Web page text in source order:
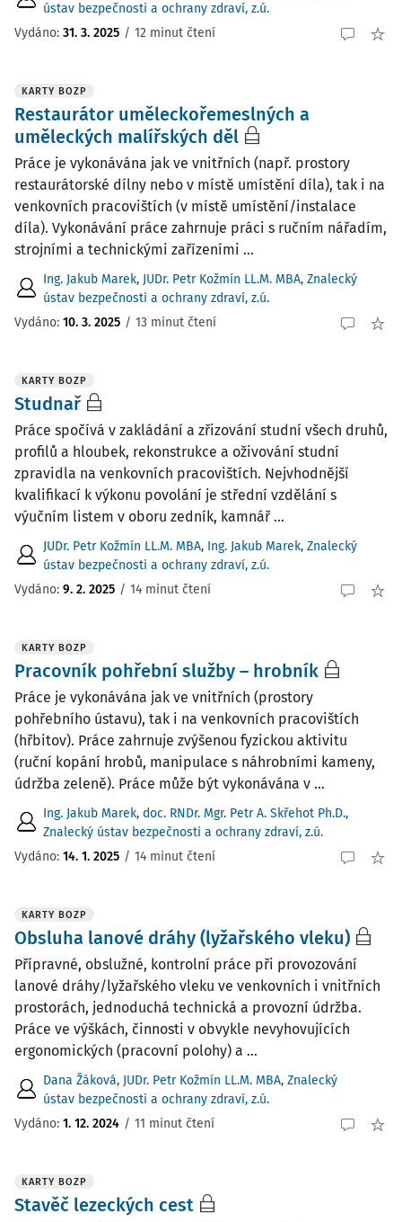
ústav bezpečnosti a ochrany zdraví, z.ú.
Vydáno: 31. 3. 2025 / 12 minut čtení
KARTY BOZP
Restaurátor uměleckořemeslných a
uměleckých malířských děl
Práce je vykonávána jak ve vnitřních (např. prostory
restaurátorské dílny nebo v místě umístění díla), tak i na
venkovních pracovištích (v místě umístění/instalace
díla). Vykonávání práce zahrnuje práci s ručním nářadím,
strojními a technickými zařízeními ...
Ing. Jakub Marek, JUDr. Petr Kožmín LL.M. MBA, Znalecký
ústav bezpečnosti a ochrany zdraví, z.ú.
Vydáno: 10. 3. 2025 / 13 minut čtení
KARTY BOZP
Studnař
Práce spočívá v zakládání a zřizování studní všech druhů,
profilů a hloubek, rekonstrukce a oživování studní
zpravidla na venkovních pracovištích. Nejvhodnější
kvalifikací k výkonu povolání je střední vzdělání s
výučním listem v oboru zedník, kamnář ...
JUDr. Petr Kožmín LL.M. MBA, Ing. Jakub Marek, Znalecký
ústav bezpečnosti a ochrany zdraví, z.ú.
Vydáno: 9. 2. 2025 / 14 minut čtení
KARTY BOZP
Pracovník pohřební služby – hrobník
Práce je vykonávána jak ve vnitřních (prostory
pohřebního ústavu), tak i na venkovních pracovištích
(hřbitov). Práce zahrnuje zvýšenou fyzickou aktivitu
(ruční kopání hrobů, manipulace s náhrobními kameny,
údržba zeleně). Práce může být vykonávána v ...
Ing. Jakub Marek, doc. RNDr. Mgr. Petr A. Skřehot Ph.D.,
Znalecký ústav bezpečnosti a ochrany zdraví, z.ú.
Vydáno: 14. 1. 2025 / 14 minut čtení
KARTY BOZP
Obsluha lanové dráhy (lyžařského vleku)
Přípravné, obslužné, kontrolní práce při provozování
lanové dráhy/lyžařského vleku ve venkovních i vnitřních
prostorách, jednoduchá technická a provozní údržba.
Práce ve výškách, činnosti v obvykle nevyhovujících
ergonomických (pracovní polohy) a ...
Dana Žáková, JUDr. Petr Kožmín LL.M. MBA, Znalecký
ústav bezpečnosti a ochrany zdraví, z.ú.
Vydáno: 1. 12. 2024 / 11 minut čtení
KARTY BOZP
Stavěč lezeckých cest